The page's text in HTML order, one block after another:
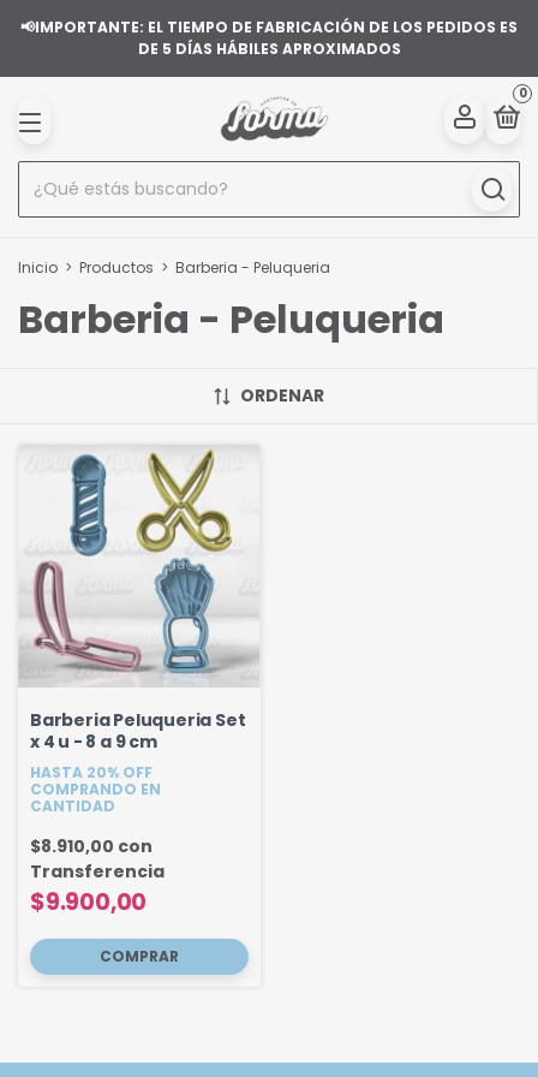
📢IMPORTANTE: EL TIEMPO DE FABRICACIÓN DE LOS PEDIDOS ES
DE 5 DÍAS HÁBILES APROXIMADOS
0
Inicio > Productos > Barberia - Peluqueria
Barberia - Peluqueria
ORDENAR
Barberia Peluqueria Set
x 4 u - 8 a 9 cm
HASTA 20% OFF
COMPRANDO EN
CANTIDAD
$9.900,00
$8.910,00 con
Transferencia